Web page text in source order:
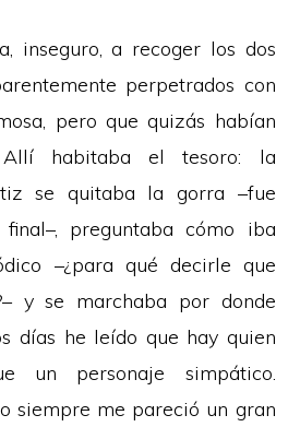
inseguro, a recoger los dos
perpetrados con
pero que quizás habían
Allí habitaba el tesoro: la
se quitaba la gorra –fue
preguntaba cómo iba
–¿para qué decirle que
y se marchaba por donde
días he leído que hay quien
un personaje simpático.
siempre me pareció un gran